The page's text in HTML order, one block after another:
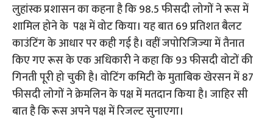
लुहांस्क प्रशासन का कहना है कि 98.5 फीसदी लोगों ने रूस में
शामिल होने के पक्ष में वोट किया। यह बात 69 प्रतिशत बैलट
काउंटिंग के आधार पर कही गई है। वहीं जपोरिजिज्या में तैनात
किए गए रूस के एक अधिकारी ने कहा कि 93 फीसदी वोटों की
गिनती पूरी हो चुकी है। वोटिंग कमिटी के मुताबिक खेरसन में 87
फीसदी लोगों ने क्रेमलिन के पक्ष में मतदान किया है। जाहिर सी
बात है कि रूस अपने पक्ष में रिजल्ट सुनाएगा।